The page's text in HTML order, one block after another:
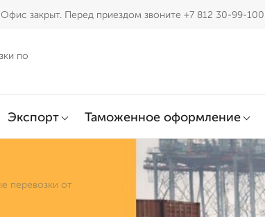
Офис закрыт. Перед приездом звоните +7 812 30-99-
по
Экспорт Таможенное оформление
перевозки от